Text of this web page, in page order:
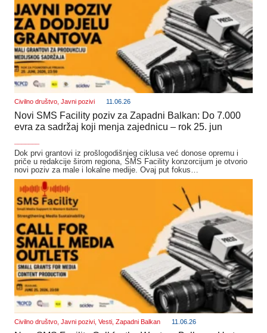
Civilno društvo Javni pozivi 11.06.26
Novi SMS Facility poziv za Zapadni Balkan: Do 7.000
evra za sadržaj koji menja zajednicu – rok 25. jun
Dok prvi grantovi iz prošlogodišnjeg ciklusa već donose opremu i
priče u redakcije širom regiona, SMS Facility konzorcijum je otvorio
novi poziv za male i lokalne medije. Ovaj put fokus…
Civilno društvo Javni pozivi Vesti Zapadni Balkan 11.06.26